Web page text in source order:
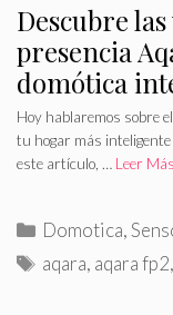
Descubre
presencia
domótica
Hoy hablaremos sobre
tu hogar más
este artículo, … Leer Más
C
Domotica,
E
aqara, aqara fp2,